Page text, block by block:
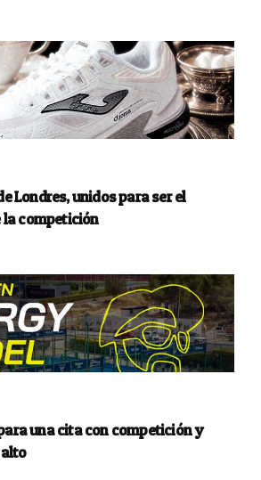
Londres, unidos para ser el
la competición
una cita con competición y